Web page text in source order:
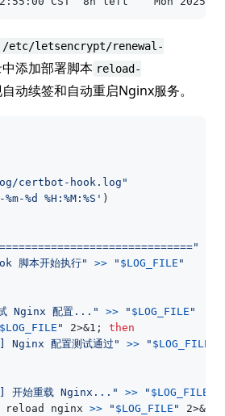
/etc/letsencrypt/renewal-
添加部署脚本 reload-
自动续签和自动重启Nginx服务。
certbot-hook.log"
%m-%d %H:%M:%S' )
脚本开始执行" >> " $LOG_FILE "
Nginx 配置..." >> " $LOG_FILE "
$LOG_FILE " 2>&1 ;
then
] Nginx 配置测试通过" >> " $LOG_FILE
] 开始重载 Nginx..." >> " $LOG_FILE
reload nginx >> " $LOG_FILE " 2>&1